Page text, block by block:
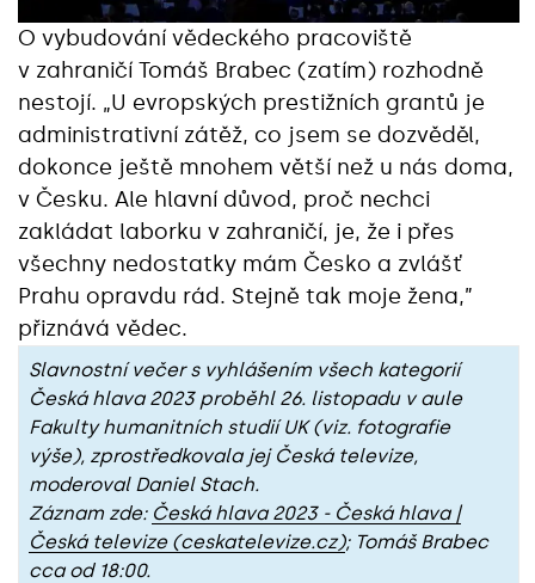
O vybudování vědeckého pracoviště
v zahraničí Tomáš Brabec (zatím) rozhodně
nestojí. „U evropských prestižních grantů je
administrativní zátěž, co jsem se dozvěděl,
dokonce ještě mnohem větší než u nás doma,
v Česku. Ale hlavní důvod, proč nechci
zakládat laborku v zahraničí, je, že i přes
všechny nedostatky mám Česko a zvlášť
Prahu opravdu rád. Stejně tak moje žena,”
přiznává vědec.
Slavnostní večer s vyhlášením všech kategorií
Česká hlava 2023 proběhl 26. listopadu v aule
Fakulty humanitních studií UK (viz. fotografie
výše), zprostředkovala jej Česká televize,
moderoval Daniel Stach.
Záznam zde: Česká hlava 2023 - Česká hlava |
Česká televize (ceskatelevize.cz); Tomáš Brabec
cca od 18:00.